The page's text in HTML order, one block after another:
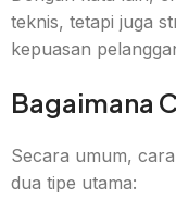
teknis, tetapi juga
kepuasan
Bagaimana
Secara umum,
dua tipe utama: